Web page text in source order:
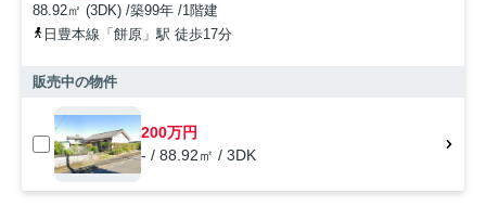
88.92㎡ (3DK) /築99年 /1階建
日豊本線「餅原」駅 徒歩17分
販売中の物件
200万円
- / 88.92㎡ / 3DK